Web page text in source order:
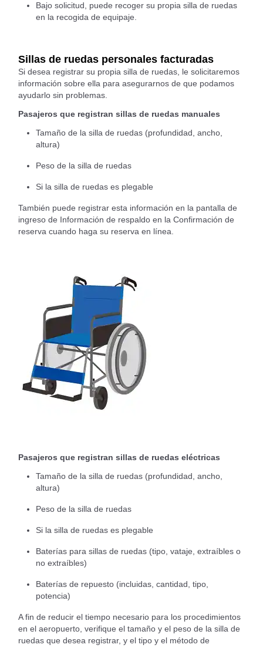
Bajo solicitud, puede recoger su propia silla de ruedas
en la recogida de equipaje.
Sillas de ruedas personales facturadas
Si desea registrar su propia silla de ruedas, le solicitaremos
información sobre ella para asegurarnos de que podamos
ayudarlo sin problemas.
Pasajeros que registran sillas de ruedas manuales
Tamaño de la silla de ruedas (profundidad, ancho,
altura)
Peso de la silla de ruedas
Si la silla de ruedas es plegable
También puede registrar esta información en la pantalla de
ingreso de Información de respaldo en la Confirmación de
reserva cuando haga su reserva en línea.
Pasajeros que registran sillas de ruedas eléctricas
Tamaño de la silla de ruedas (profundidad, ancho,
altura)
Peso de la silla de ruedas
Si la silla de ruedas es plegable
Baterías para sillas de ruedas (tipo, vataje, extraíbles o
no extraíbles)
Baterías de repuesto (incluidas, cantidad, tipo,
potencia)
A fin de reducir el tiempo necesario para los procedimientos
en el aeropuerto, verifique el tamaño y el peso de la silla de
ruedas que desea registrar, y el tipo y el método de